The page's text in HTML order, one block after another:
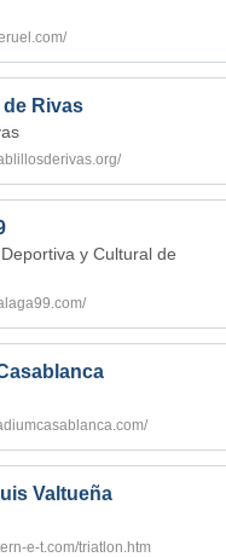
Rivas
y Cultural de
Valtueña
e-t.com/triatlon.htm